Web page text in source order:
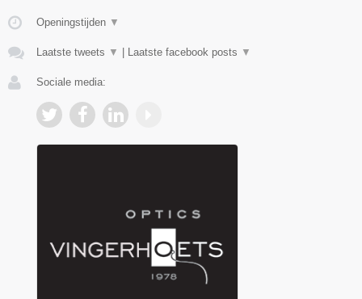
Openingstijden ▼
Laatste tweets ▼ | Laatste facebook posts ▼
Sociale media: